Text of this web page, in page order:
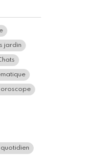
jardin